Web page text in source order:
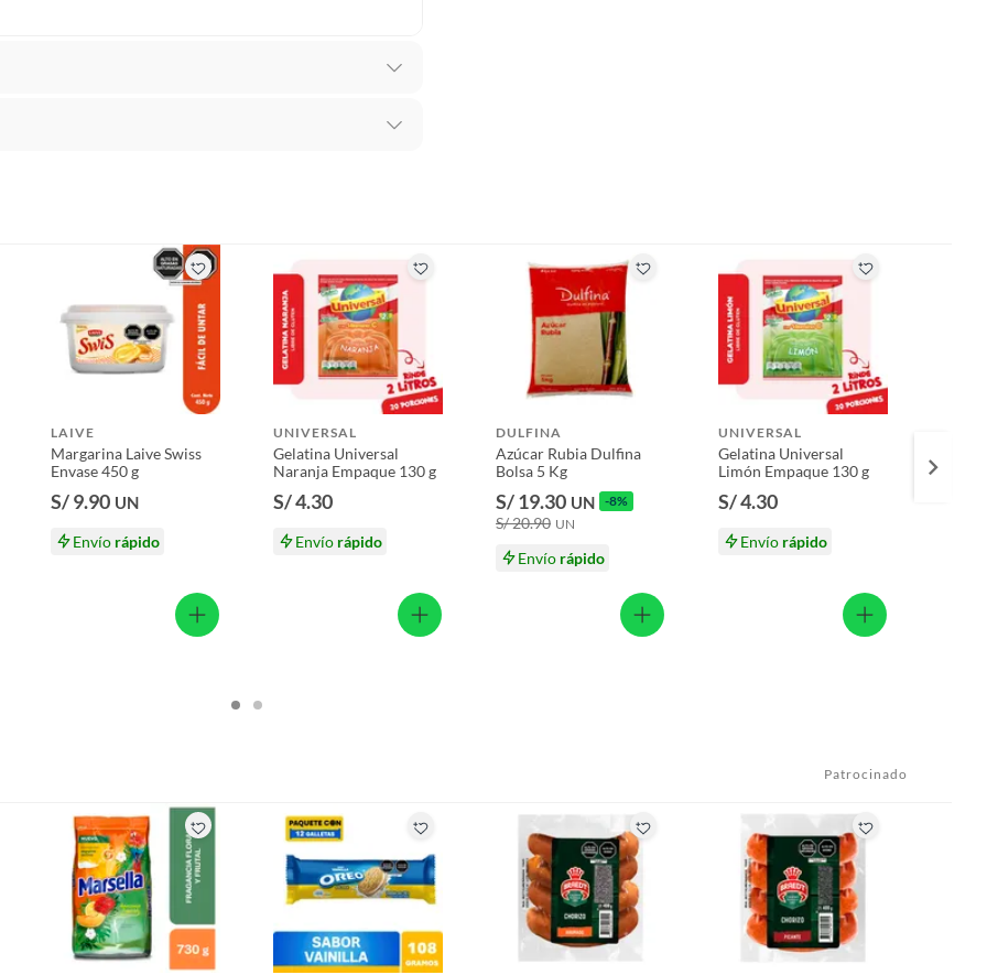
g
tienen:
productos para asfalto, hormigón, albañilería.
productos para asfalto.
tecnología, línea blanca, colchones, muebles, bicicletas y
alimenticios, vitaminas.
LAIVE
Margarina Laive Swiss
Envase 450 g
S/ 9.90 UN
Envío rápido
UNIVERSAL
Gelatina Universal
Naranja Empaque 130 g
S/ 4.30
Envío rápido
DULFINA
Azúcar Rubia Dulfina
Bolsa 5 Kg
S/ 19.30 UN -8%
S/ 20.90 UN
Envío rápido
UNIVERSAL
Gelatina Universal
Limón Empaque 130 g
S/ 4.30
Envío rápido
Patrocinado